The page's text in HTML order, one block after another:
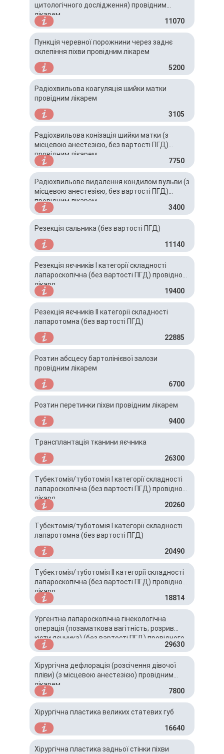
цитологічного дослідження) провідним
лікарем
11070
Пункція черевної порожнини через заднє
склепіння піхви провідним лікарем
5200
Радіохвильова коагуляція шийки матки
провідним лікарем
3105
Радіохвильова конізація шийки матки (з
місцевою анестезією, без вартості ПГД)
провідним лікарем
7750
Радіохвильове видалення кондилом вульви (з
місцевою анестезією, без вартості ПГД)
провідним лікарем
3400
Резекція сальника (без вартості ПГД)
11140
Резекція яєчників І категорії складності
лапароскопічна (без вартості ПГД) провідного
лікаря
19400
Резекція яєчників ІІ категорії складності
лапаротомна (без вартості ПГД)
22885
Розтин абсцесу бартолінієвої залози
провідним лікарем
6700
Розтин перетинки піхви провідним лікарем
9400
Трансплантація тканини яєчника
26300
Тубектомія/туботомія І категорії складності
лапароскопічна (без вартості ПГД) провідного
лікаря
20260
Тубектомія/туботомія І категорії складності
лапаротомна (без вартості ПГД)
20490
Тубектомія/туботомія ІІ категорії складності
лапароскопічна (без вартості ПГД) провідного
лікаря
18814
Ургентна лапароскопічна гінекологічна
операція (позаматкова вагітність; розрив
кісти яєчника) (без вартості ПГД) провідного
лікаря
29630
Хірургічна дефлорація (розсічення дівочої
пліви) (з місцевою анестезією) провідним
лікарем
7800
Хірургічна пластика великих статевих губ
16640
Хірургічна пластика задньої стінки піхви